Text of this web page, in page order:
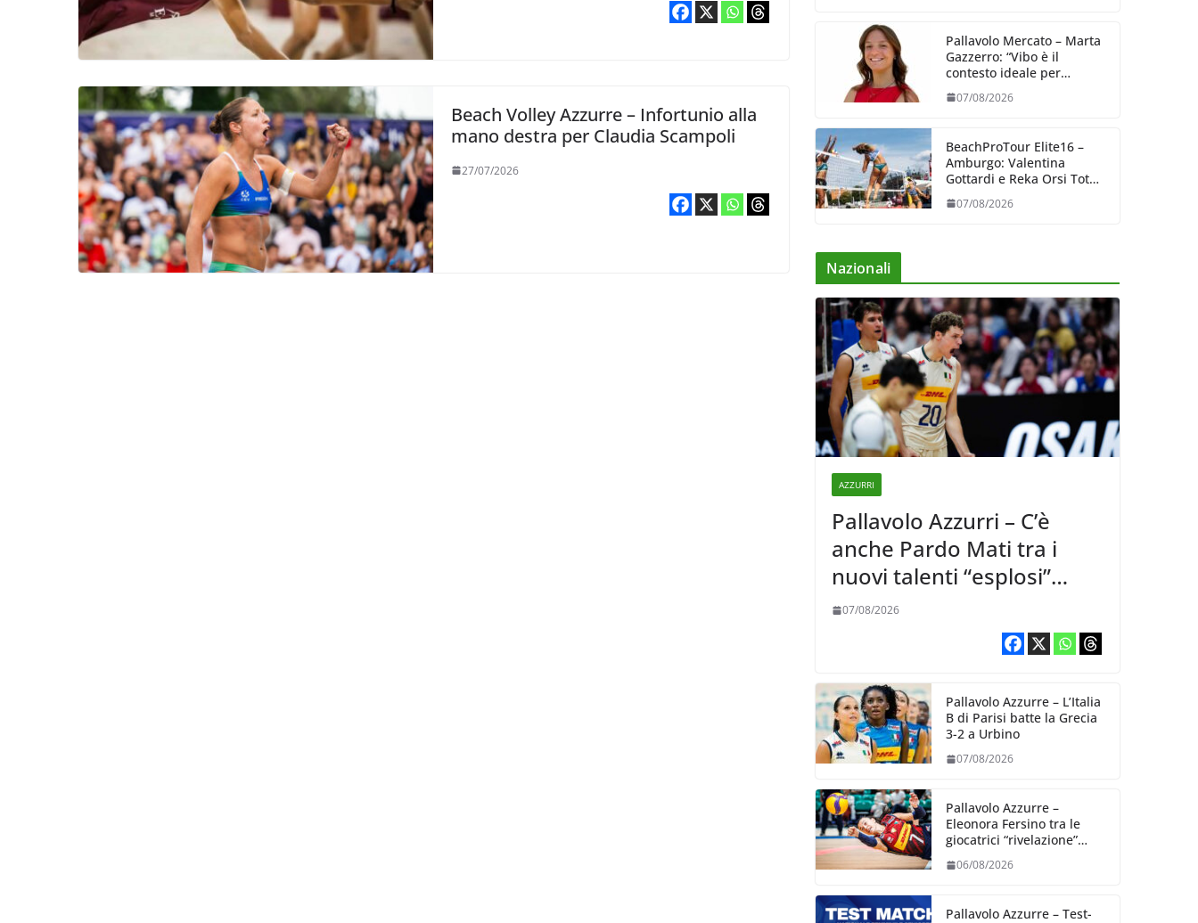
Beach Volley Azzurre – Infortunio alla
mano destra per Claudia Scampoli
27/07/2026
Pallavolo Mercato – Marta
Gazzerro: “Vibo è il
contesto ideale per
crescere e mettermi alla
prova”
07/08/2026
BeachProTour Elite16 –
Amburgo: Valentina
Gottardi e Reka Orsi Toth
partenza lanciata
07/08/2026
Nazionali
AZZURRI
Pallavolo Azzurri – C’è
anche Pardo Mati tra i
nuovi talenti “esplosi”
nella VNL 2026 per
07/08/2026
Pallavolo Azzurre – L’Italia
B di Parisi batte la Grecia
3-2 a Urbino
07/08/2026
Pallavolo Azzurre –
Eleonora Fersino tra le
giocatrici “rivelazione”
Volleyball World
06/08/2026
Pallavolo Azzurre – Test-